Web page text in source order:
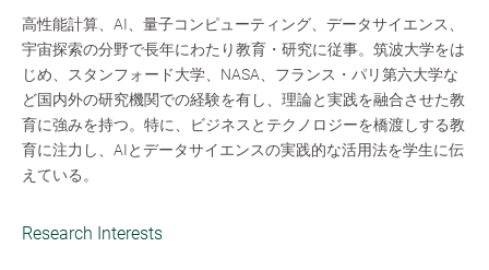
高性能計算、AI、量子コンピューティング、データサイエンス、
宇宙探索の分野で長年にわたり教育・研究に従事。筑波大学をは
じめ、スタンフォード大学、NASA、フランス・パリ第六大学な
ど国内外の研究機関での経験を有し、理論と実践を融合させた教
育に強みを持つ。特に、ビジネスとテクノロジーを橋渡しする教
育に注力し、AIとデータサイエンスの実践的な活用法を学生に伝
えている。
Research Interests